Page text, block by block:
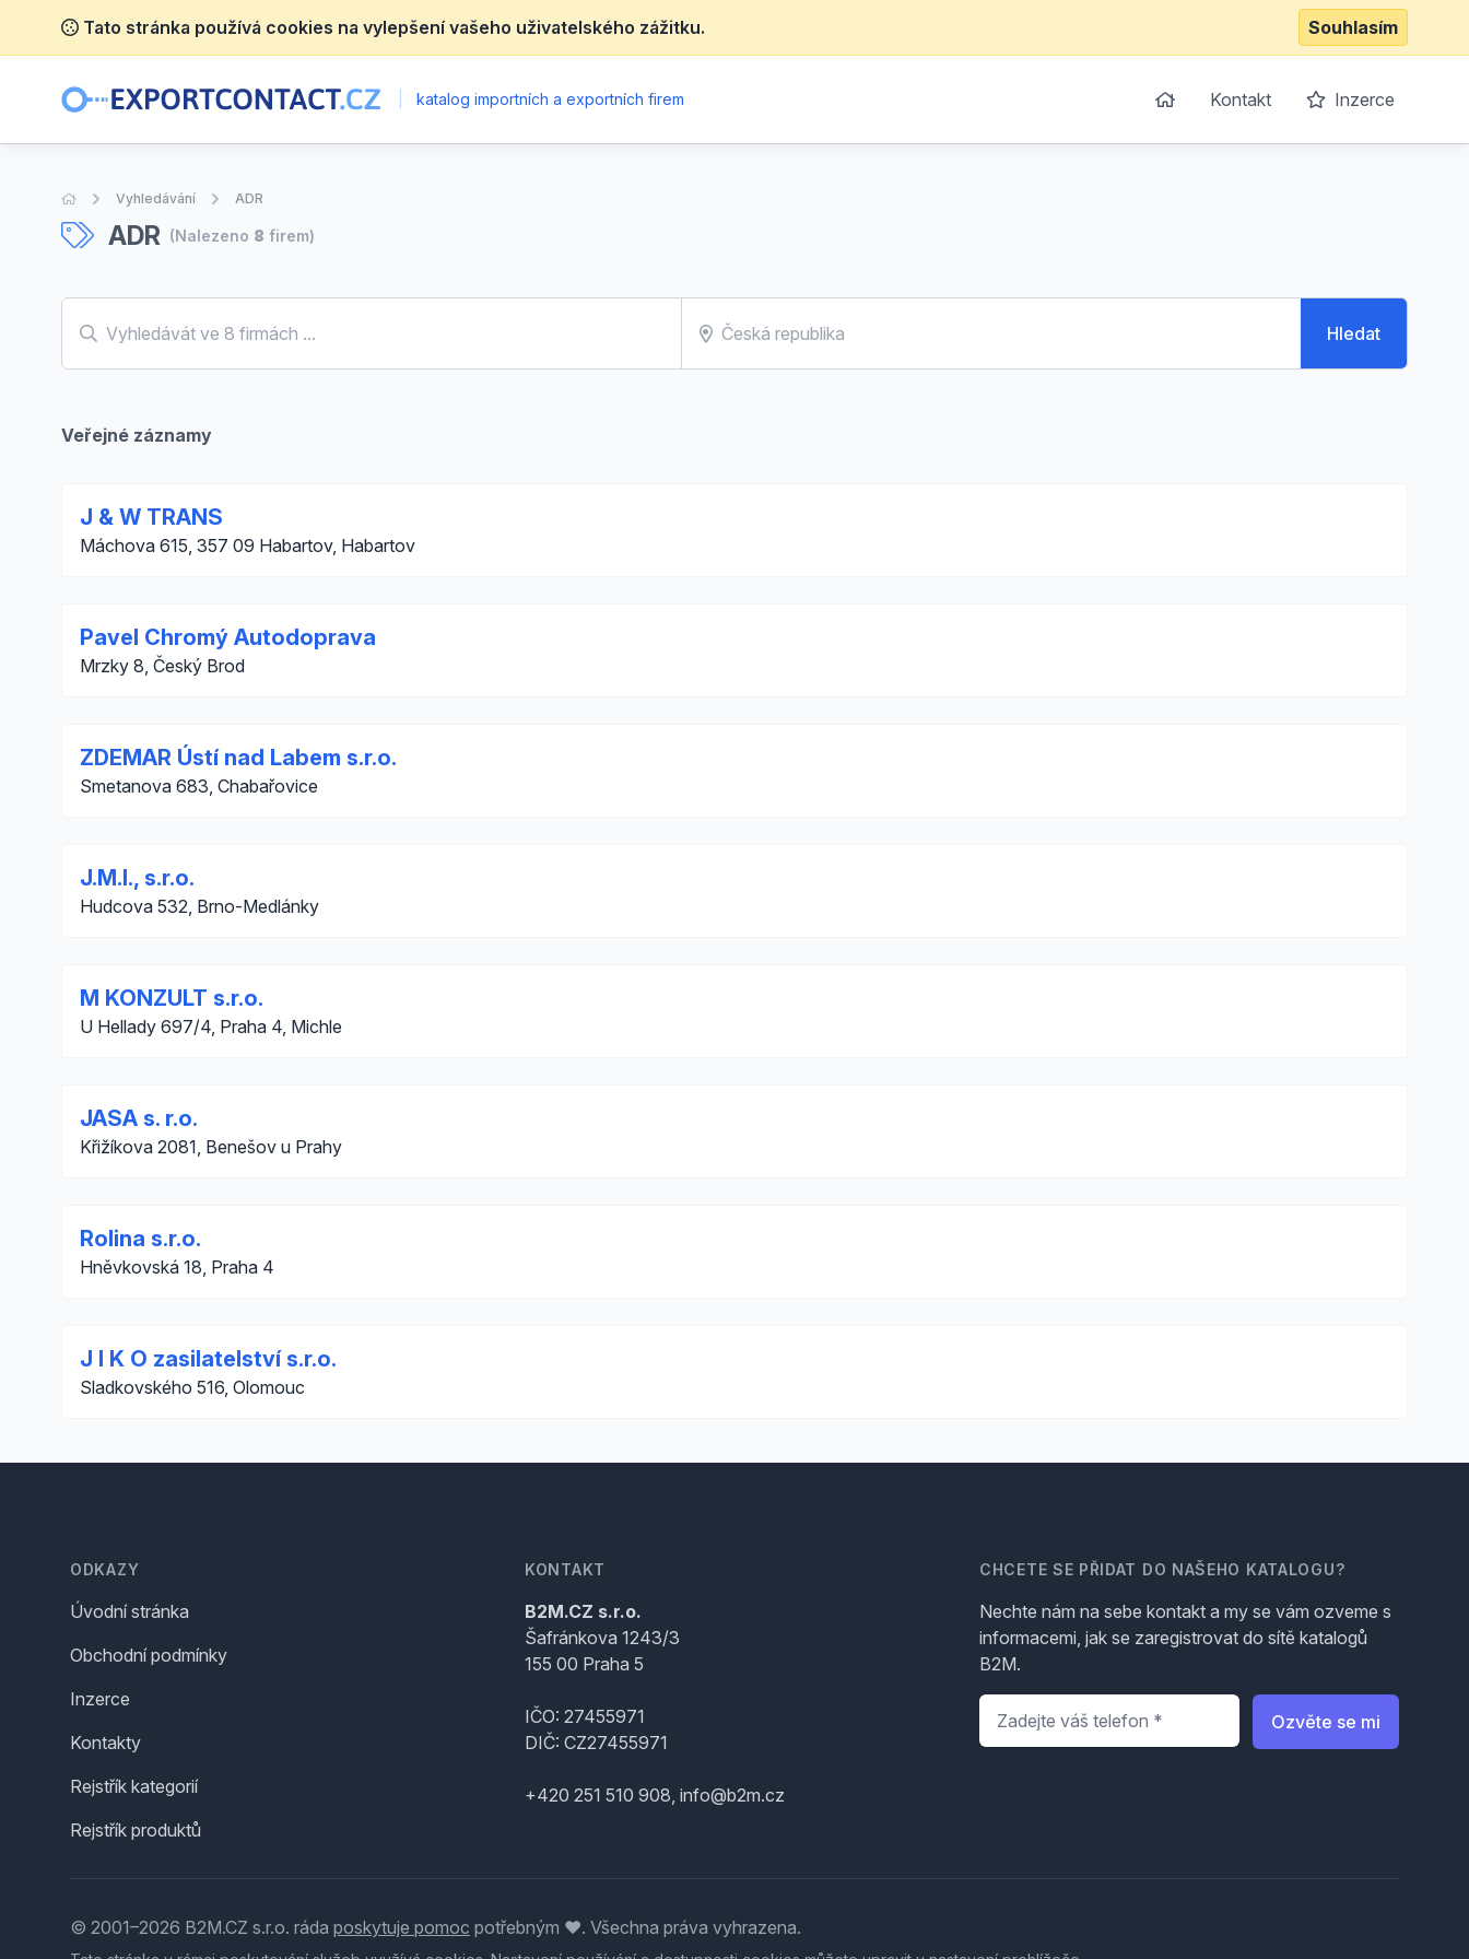
Tato stránka používá cookies na vylepšení vašeho uživatelského zážitku. Souhlasím
katalog importních a exportních firem Kontakt Inzerce
Úvodní stránka
Vyhledávání ADR
ADR (Nalezeno 8 firem)
Hledat
Veřejné záznamy
J & W TRANS
Máchova 615, 357 09 Habartov, Habartov
Pavel Chromý Autodoprava
Mrzky 8, Český Brod
ZDEMAR Ústí nad Labem s.r.o.
Smetanova 683, Chabařovice
J.M.I., s.r.o.
Hudcova 532, Brno-Medlánky
M KONZULT s.r.o.
U Hellady 697/4, Praha 4, Michle
JASA s. r.o.
Křižíkova 2081, Benešov u Prahy
Rolina s.r.o.
Hněvkovská 18, Praha 4
J I K O zasilatelství s.r.o.
Sladkovského 516, Olomouc
ODKAZY
Úvodní stránka
Obchodní podmínky
Inzerce
Kontakty
Rejstřík kategorií
Rejstřík produktů
KONTAKT
B2M.CZ s.r.o.
Šafránkova 1243/3
155 00 Praha 5
IČO: 27455971
DIČ: CZ27455971
+420 251 510 908, info@b2m.cz
CHCETE SE PŘIDAT DO NAŠEHO KATALOGU?
Nechte nám na sebe kontakt a my se vám ozveme s
informacemi, jak se zaregistrovat do sítě katalogů
B2M.
Telefon
Ozvěte se mi
© 2001–2026 B2M.CZ s.r.o. ráda poskytuje pomoc potřebným ♥️. Všechna práva vyhrazena.